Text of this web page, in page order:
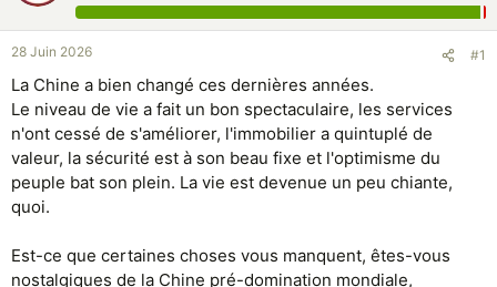
28 Juin 2026 #1
La Chine a bien changé ces dernières années.
Le niveau de vie a fait un bon spectaculaire, les services
n'ont cessé de s'améliorer, l'immobilier a quintuplé de
valeur, la sécurité est à son beau fixe et l'optimisme du
peuple bat son plein. La vie est devenue un peu chiante,
quoi.
Est-ce que certaines choses vous manquent, êtes-vous
nostalgiques de la Chine pré-domination mondiale,